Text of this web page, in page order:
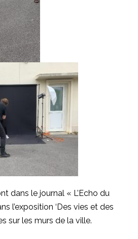
dans le journal « L’Echo du
l’exposition ‘Des vies et des
sur les murs de la ville.